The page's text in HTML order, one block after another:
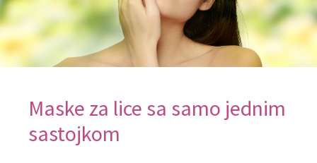
Maske za lice sa samo jednim
sastojkom